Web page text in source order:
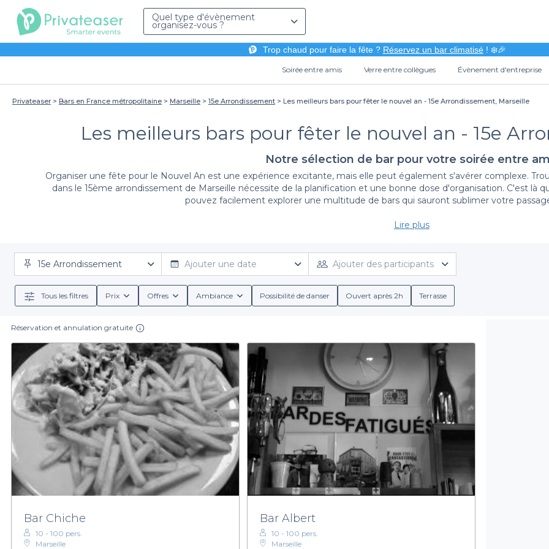
Quel type d'évènement
organisez-vous ?
Trop chaud pour faire la fête ? Réservez un bar climatisé! ❄️🎉
Soirée entre amis Verre entre collègues Évènement d'entreprise
Privateaser Bars en France métropolitaine Marseille 15e Arrondissement Les meilleurs bars pour fêter le nouvel an - 15e Arrondissement, Marseille
Les meilleurs bars pour fêter le nouvel an - 15e
Notre sélection de bar pour votre soirée entre
Organiser une fête pour le Nouvel An est une expérience excitante, mais elle peut également s'avérer complexe.
dans le 15ème arrondissement de Marseille nécessite de la planification et une bonne dose d'organisation. C'est là
pouvez facilement explorer une multitude de bars qui sauront sublimer votre
Sur Privateaser, nous vous proposons une vaste sélection de bars dans le 15ème arrondissement de Marseille,
une soirée animée avec musique live ou un cadre plus intimiste pour partager un moment convivial entre amis,
partenaires offrent diverses options en matière de restauration et de boissons, allant des cocktails créatifs aux
nous, vous bénéficiez d'un service client réactif et de conditions de réservation claires, vous permettant de vous
En choisissant Privateaser, vous accédez non seulement à des lieux de qualité, mais également à un savoir-faire
le stress de la planification : vous pouvez consulter en ligne les différentes propositions, les spécificités de chaque
restauration. Nous nous engageons à rendre votre expérience de réservation aussi simple que possible, tout en
15ème arrondissement.
Alors, n’attendez plus pour préparer votre célébration du Nouvel An. Venez explorer notre sélection de bars et
vous aider à faire de cette transition vers la nouvelle année une fête réussie, en réservant dès
Lire plus
15e Arrondissement Ajouter une date Ajouter des participants
Tous les filtres Prix Offres Ambiance Possibilité de danser Ouvert après 2h Terrasse
Réservation et annulation gratuite
Bar Chiche
10 - 100 pers.
Marseille
Bar Albert
10 - 100 pers.
Marseille